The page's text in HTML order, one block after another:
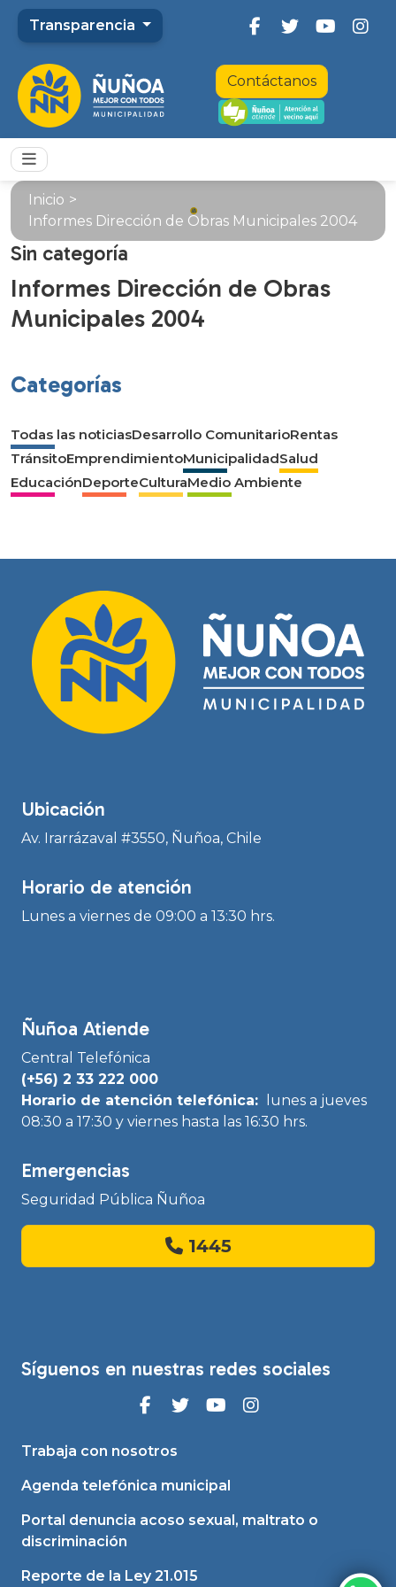
Transparencia
Contáctanos
Inicio >
Informes Dirección de Obras Municipales 2004
Sin categoría
Informes Dirección de Obras
Municipales 2004
Categorías
Todas las noticiasDesarrollo ComunitarioRentas
TránsitoEmprendimientoMunicipalidadSalud
EducaciónDeporteCulturaMedio Ambiente
Ubicación
Av. Irarrázaval #3550, Ñuñoa, Chile
Horario de atención
Lunes a viernes de 09:00 a 13:30 hrs.
Ñuñoa Atiende
Central Telefónica
(+56) 2 33 222 000
Horario de atención telefónica:
lunes a jueves
08:30 a 17:30 y viernes hasta las 16:30 hrs.
Emergencias
Seguridad Pública Ñuñoa
1445
Síguenos en nuestras redes sociales
Trabaja con nosotros
Agenda telefónica municipal
Portal denuncia acoso sexual, maltrato o
discriminación
Reporte de la Ley 21.015